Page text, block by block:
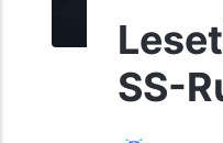
SS-